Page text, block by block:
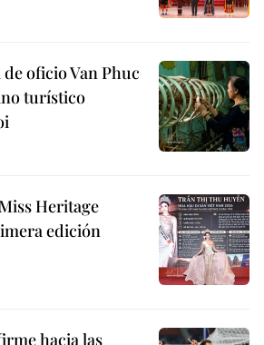
oficio Van Phuc
turístico
Heritage
edición
hacia las